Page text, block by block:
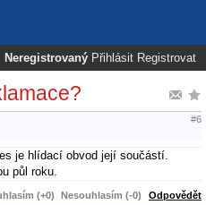
Neregistrovaný Přihlásit Registrovat
#6
je hlídací obvod její součástí.
půl roku.
(+0) Nesouhlasím (-0) Odpovědět